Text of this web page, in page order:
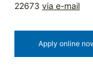
22673 via e-mail
Apply online